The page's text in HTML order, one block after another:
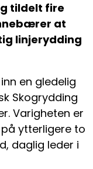
tildelt fire
at
linjerydding
en gledelig
Skogrydding
Varigheten er
ytterligere to
daglig leder i